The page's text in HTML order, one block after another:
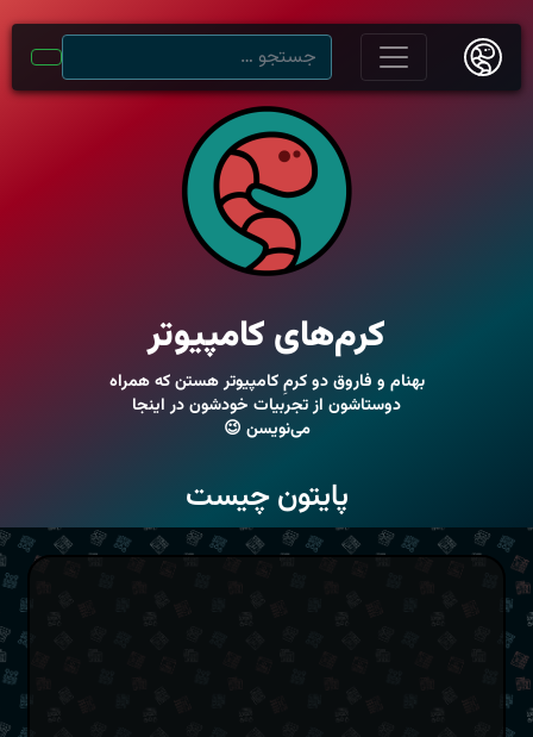
کرم‌های کامپیوتر
بهنام و فاروق دو کرمِ کامپیوتر هستن که همراه
دوستاشون از تجربیات خودشون در اینجا
می‌نویسن 😉
پایتون چیست